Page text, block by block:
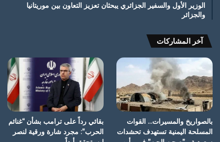
الوزير الأول والسفير الجزائري يبحثان تعزيز التعاون بين موريتانيا
والجزائر
آخر المشاركات
بالصواريخ والمسيرات… القوات
المسلحة اليمنية تستهدف تحشدات
بقائي رداً على ترامب بشأن “غنائم
الحرب”: مجرد شارة ورقية لنصر